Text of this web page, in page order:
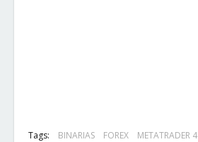
Tags: BINARIAS FOREX METATRADER 4